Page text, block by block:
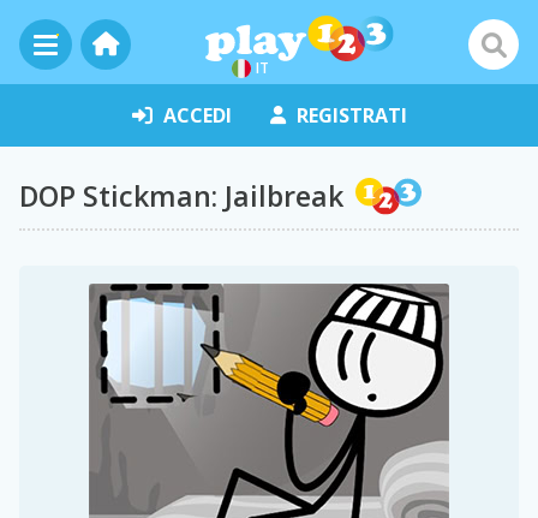
IT
ACCEDI REGISTRATI
DOP Stickman: Jailbreak